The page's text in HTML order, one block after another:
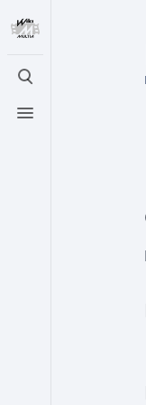
Открыть поиск
Открыть меню